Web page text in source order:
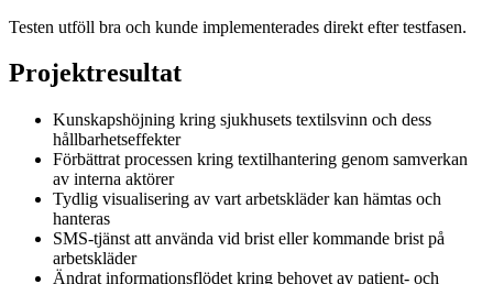
Testen utföll bra och kunde implementerades direkt efter testfasen.
Projektresultat
Kunskapshöjning kring sjukhusets textilsvinn och dess
hållbarhetseffekter
Förbättrat processen kring textilhantering genom samverkan
av interna aktörer
Tydlig visualisering av vart arbetskläder kan hämtas och
hanteras
SMS-tjänst att använda vid brist eller kommande brist på
arbetskläder
Ändrat informationsflödet kring behovet av patient- och